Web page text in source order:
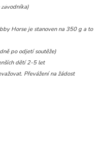
Horse je stanoven na 350 g a to
po odjetí soutěže)
dětí 2-5 let
Převážení na žádost